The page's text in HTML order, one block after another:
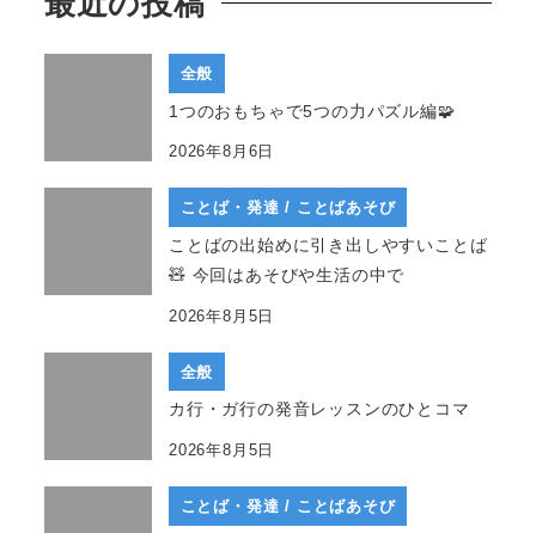
全般
1つのおもちゃで5つの力パズル編🧩
2026年8月6日
ことば・発達 / ことばあそび
ことばの出始めに引き出しやすいことば
🧸 今回はあそびや生活の中で
2026年8月5日
全般
カ行・ガ行の発音レッスンのひとコマ
2026年8月5日
ことば・発達 / ことばあそび